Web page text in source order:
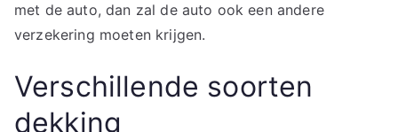
met de auto, dan zal de auto ook een andere
verzekering moeten krijgen.
Verschillende soorten
dekking